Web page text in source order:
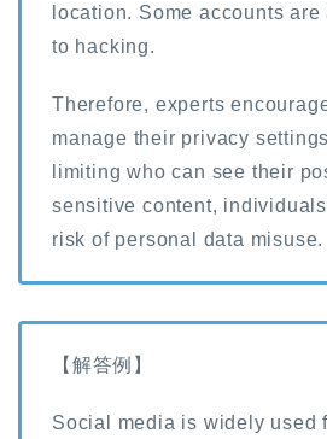
location. Some accounts
to hacking.
Therefore, experts
manage their privacy
limiting who can see their
sensitive content,
risk of personal data misuse.
【解答例】
Social media is widely used